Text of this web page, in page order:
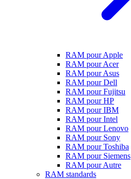
RAM pour Apple
RAM pour Acer
RAM pour Asus
RAM pour Dell
RAM pour Fujitsu
RAM pour HP
RAM pour IBM
RAM pour Intel
RAM pour Lenovo
RAM pour Sony
RAM pour Toshiba
RAM pour Siemens
RAM pour Autre
RAM standards